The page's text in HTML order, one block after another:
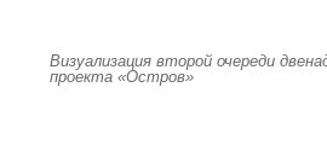
Визуализация второй очереди
проекта «Остров»